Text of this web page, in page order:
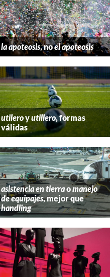
la apoteosis, noel apoteosis
utileroyutillero, formas
válidas
asistencia en tierraomanejo
de equipajes, mejor que
handling